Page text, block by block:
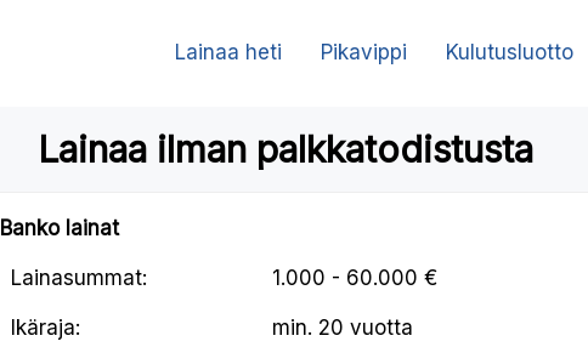
Lainaa heti Pikavippi Kulutusluotto
Lainaa ilman palkkatodistusta
Banko lainat
Lainasummat: 1.000 - 60.000 €
Ikäraja: min. 20 vuotta